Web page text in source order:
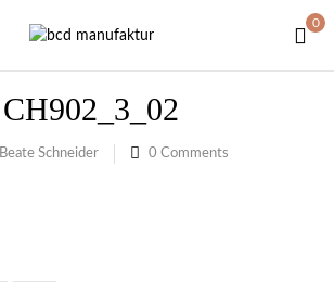
0
CH902_3_02
Beate Schneider 0 Comments